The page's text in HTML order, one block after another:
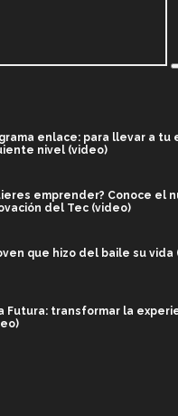
enlace: para llevar a tu
nivel (video)
emprender? Conoce el
del Tec (video)
que hizo del baile su vida
Futura: transformar la